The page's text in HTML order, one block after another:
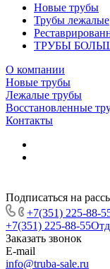
Новые трубы
Трубы лежалые
ТРУБЫ
О компании
Новые трубы
Лежалые трубы
Восстановленные
Контакты
Подписаться на
+7(351) 225-88-
+7(351) 225-88-55
Заказать звонок
E-mail
info@truba-sale.ru